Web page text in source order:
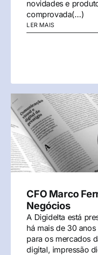
novidades e
comprovada(…)
LER MAIS
CFO Marco
Negócios
A Digidelta está
há mais de 30
para os mercados
digital, impressão